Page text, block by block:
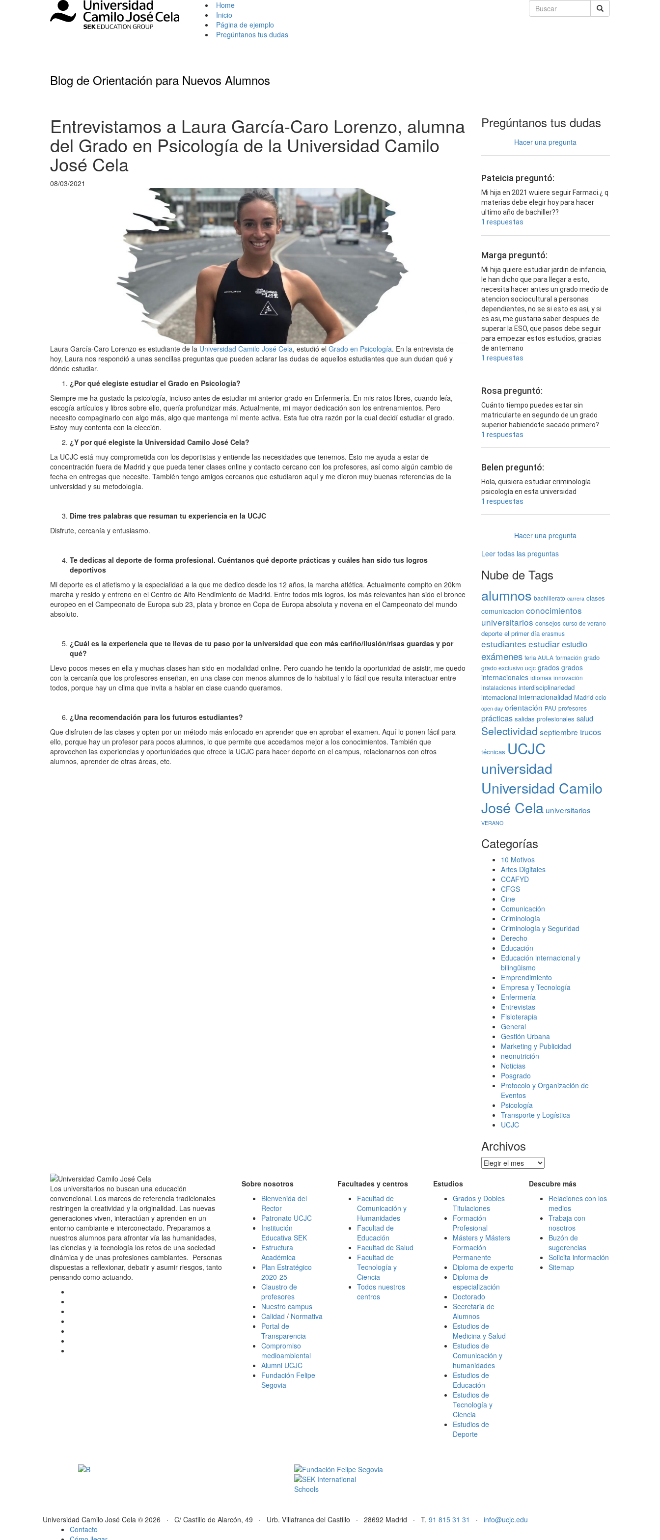
Home
Inicio
Página de ejemplo
Pregúntanos tus dudas
Blog de Orientación para Nuevos Alumnos
Entrevistamos a Laura García-Caro Lorenzo, alumna
del Grado en Psicología de la Universidad Camilo
José Cela
08/03/2021
Laura García-Caro Lorenzo es estudiante de la Universidad Camilo José Cela, estudió el Grado en Psicología. En la entrevista de
hoy, Laura nos respondió a unas sencillas preguntas que pueden aclarar las dudas de aquellos estudiantes que aun dudan qué y
dónde estudiar.
¿Por qué elegiste estudiar el Grado en Psicología?
Siempre me ha gustado la psicología, incluso antes de estudiar mi anterior grado en Enfermería. En mis ratos libres, cuando leía,
escogía artículos y libros sobre ello, quería profundizar más. Actualmente, mi mayor dedicación son los entrenamientos. Pero
necesito compaginarlo con algo más, algo que mantenga mi mente activa. Esta fue otra razón por la cual decidí estudiar el grado.
Estoy muy contenta con la elección.
¿Y por qué elegiste la Universidad Camilo José Cela?
La UCJC está muy comprometida con los deportistas y entiende las necesidades que tenemos. Esto me ayuda a estar de
concentración fuera de Madrid y que pueda tener clases online y contacto cercano con los profesores, así como algún cambio de
fecha en entregas que necesite. También tengo amigos cercanos que estudiaron aquí y me dieron muy buenas referencias de la
universidad y su metodología.
Dime tres palabras que resuman tu experiencia en la UCJC
Disfrute, cercanía y entusiasmo.
Te dedicas al deporte de forma profesional. Cuéntanos qué deporte prácticas y cuáles han sido tus logros
deportivos
Mi deporte es el atletismo y la especialidad a la que me dedico desde los 12 años, la marcha atlética. Actualmente compito en 20km
marcha y resido y entreno en el Centro de Alto Rendimiento de Madrid. Entre todos mis logros, los más relevantes han sido el bronce
europeo en el Campeonato de Europa sub 23, plata y bronce en Copa de Europa absoluta y novena en el Campeonato del mundo
absoluto.
¿Cuál es la experiencia que te llevas de tu paso por la universidad que con más cariño/ilusión/risas guardas y por
qué?
Llevo pocos meses en ella y muchas clases han sido en modalidad online. Pero cuando he tenido la oportunidad de asistir, me quedo
con la cercanía que los profesores enseñan, en una clase con menos alumnos de lo habitual y lo fácil que resulta interactuar entre
todos, porque hay un clima que invita a hablar en clase cuando queramos.
¿Una recomendación para los futuros estudiantes?
Que disfruten de las clases y opten por un método más enfocado en aprender que en aprobar el examen. Aquí lo ponen fácil para
ello, porque hay un profesor para pocos alumnos, lo que permite que accedamos mejor a los conocimientos. También que
aprovechen las experiencias y oportunidades que ofrece la UCJC para hacer deporte en el campus, relacionarnos con otros
alumnos, aprender de otras áreas, etc.
Pregúntanos tus dudas
Hacer una pregunta
Pateicia preguntó:
Mi hija en 2021 wuiere seguir Farmaci.¿ q
materias debe elegir hoy para hacer
ultimo año de bachiller??
1 respuestas
Marga preguntó:
Mi hija quiere estudiar jardin de infancia,
le han dicho que para llegar a esto,
necesita hacer antes un grado medio de
atencion sociocultural a personas
dependientes, no se si esto es asi, y si
es asi, me gustaria saber despues de
superar la ESO, que pasos debe seguir
para empezar estos estudios, gracias
de antemano
1 respuestas
Rosa preguntó:
Cuánto tiempo puedes estar sin
matricularte en segundo de un grado
superior habiendote sacado primero?
1 respuestas
Belen preguntó:
Hola, quisiera estudiar criminología
psicología en esta universidad
1 respuestas
Hacer una pregunta
Leer todas las preguntas
Nube de Tags
alumnos bachillerato carrera clases
comunicacion conocimientos
universitarios consejos curso de verano
deporte el primer día erasmus
estudiantes estudiarestudio
exámenes feria AULA formación grado
grado exclusivo ucjc grados grados
internacionales idiomas innovación
instalaciones interdisciplinariedad
internacional internacionalidad Madrid ocio
open day orientación PAU profesores
prácticas salidas profesionales salud
Selectividad septiembre trucos
técnicas UCJC
universidad
Universidad Camilo
José Cela universitarios
VERANO
Categorías
10 Motivos
Artes Digitales
CCAFYD
CFGS
Cine
Comunicación
Criminología
Criminología y Seguridad
Derecho
Educación
Educación internacional y
bilingüismo
Emprendimiento
Empresa y Tecnología
Enfermería
Entrevistas
Fisioterapia
General
Gestión Urbana
Marketing y Publicidad
neonutrición
Noticias
Posgrado
Protocolo y Organización de
Eventos
Psicología
Transporte y Logística
UCJC
Archivos
Archivos
Los universitarios no buscan una educación
convencional. Los marcos de referencia tradicionales
restringen la creatividad y la originalidad. Las nuevas
generaciones viven, interactúan y aprenden en un
entorno cambiante e interconectado. Preparamos a
nuestros alumnos para afrontar vía las humanidades,
las ciencias y la tecnología los retos de una sociedad
dinámica y de unas profesiones cambiantes. Personas
dispuestas a reflexionar, debatir y asumir riesgos, tanto
pensando como actuando.
Sobre nosotros
Bienvenida del
Rector
Patronato UCJC
Institución
Educativa SEK
Estructura
Académica
Plan Estratégico
2020-25
Claustro de
profesores
Nuestro campus
Calidad / Normativa
Portal de
Transparencia
Compromiso
medioambiental
Alumni UCJC
Fundación Felipe
Segovia
Facultades y centros
Facultad de
Comunicación y
Humanidades
Facultad de
Educación
Facultad de Salud
Facultad de
Tecnología y
Ciencia
Todos nuestros
centros
Estudios
Grados y Dobles
Titulaciones
Formación
Profesional
Másters y Másters
Formación
Permanente
Diploma de experto
Diploma de
especialización
Doctorado
Secretaria de
Alumnos
Estudios de
Medicina y Salud
Estudios de
Comunicación y
humanidades
Estudios de
Educación
Estudios de
Tecnología y
Ciencia
Estudios de
Deporte
Descubre más
Relaciones con los
medios
Trabaja con
nosotros
Buzón de
sugerencias
Solicita información
Sitemap
Universidad Camilo José Cela © 2026 · C/ Castillo de Alarcón, 49 · Urb. Villafranca del Castillo · 28692 Madrid · T. 91 815 31 31 · info@ucjc.edu
Contacto